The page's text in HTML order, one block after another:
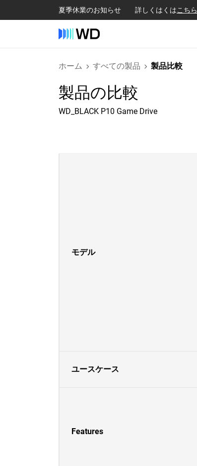
夏季休業のお知らせ 詳しくはくはこちら
ホーム すべての製品 製品比較
製品の比較
WD_BLACK P10 Game Drive
モデル
ユースケース
Features